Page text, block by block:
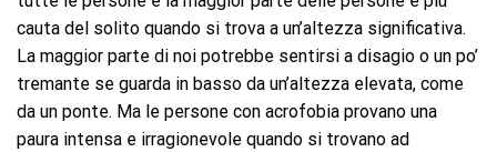
cauta del solito quando si trova a un’altezza significativa.
La maggior parte di noi potrebbe sentirsi a disagio o un po’
tremante se guarda in basso da un’altezza elevata, come
da un ponte. Ma le persone con acrofobia provano una
paura intensa e irragionevole quando si trovano ad